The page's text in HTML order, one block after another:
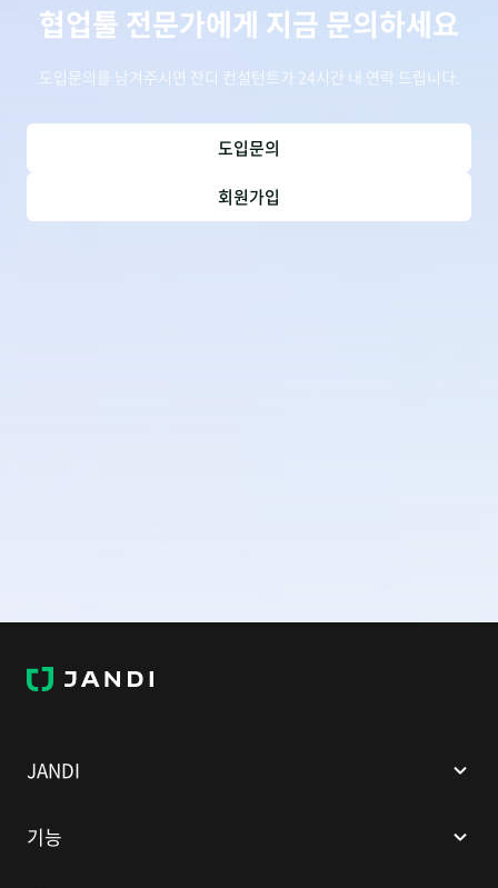
협업툴 전문가에게 지금 문의하세요
도입문의를 남겨주시면 잔디 컨설턴트가 24시간 내 연락 드립니다.
도입문의
회원가입
J
A
JANDI
기능